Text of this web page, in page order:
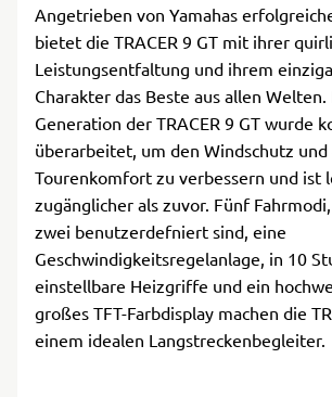
Angetrieben von Yamahas
bietet die TRACER 9 GT mit ihrer
Leistungsentfaltung und ihrem
Charakter das Beste aus allen
Generation der TRACER 9 GT wurde
überarbeitet, um den Windschutz und
Tourenkomfort zu verbessern und ist
zugänglicher als zuvor. Fünf
zwei benutzerdefniert sind, eine
Geschwindigkeitsregelanlage, in 10
einstellbare Heizgriffe und ein
großes TFT-Farbdisplay machen die
einem idealen Langstreckenbegleiter.